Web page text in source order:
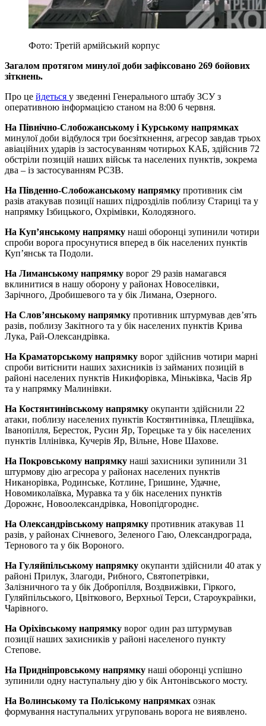
Фото: Третій армійський корпус
Загалом протягом минулої доби зафіксовано 269 бойових
зіткнень.
Про це йдеться у зведенні Генерального штабу ЗСУ з
оперативною інформацією станом на 8:00 6 червня.
На Північно-Слобожанському і Курському напрямках
минулої доби відбулося три боєзіткнення, агресор завдав трьох
авіаційних ударів із застосуванням чотирьох КАБ, здійснив 72
обстріли позицій наших військ та населених пунктів, зокрема
два – із застосуванням РСЗВ.
На Південно-Слобожанському напрямку противник сім
разів атакував позиції наших підрозділів поблизу Стариці та у
напрямку Ізбицького, Охрімівки, Колодязного.
На Куп’янському напрямку наші оборонці зупинили чотири
спроби ворога просунутися вперед в бік населених пунктів
Куп’янськ та Подоли.
На Лиманському напрямку ворог 29 разів намагався
вклинитися в нашу оборону у районах Новоселівки,
Зарічного, Дробишевого та у бік Лимана, Озерного.
На Слов’янському напрямку противник штурмував дев’ять
разів, поблизу Закітного та у бік населених пунктів Крива
Лука, Рай-Олександрівка.
На Краматорському напрямку ворог здійснив чотири марні
спроби витіснити наших захисників із займаних позицій в
районі населених пунктів Никифорівка, Міньківка, Часів Яр
та у напрямку Малинівки.
На Костянтинівському напрямку окупанти здійснили 22
атаки, поблизу населених пунктів Костянтинівка, Плещіївка,
Іванопілля, Бересток, Русин Яр, Торецьке та у бік населених
пунктів Іллінівка, Кучерів Яр, Вільне, Нове Шахове.
На Покровському напрямку наші захисники зупинили 31
штурмову дію агресора у районах населених пунктів
Никанорівка, Родинське, Котлине, Гришине, Удачне,
Новомиколаївка, Муравка та у бік населених пунктів
Дорожнє, Новоолександрівка, Новопідгороднє.
На Олександрівському напрямку противник атакував 11
разів, у районах Січневого, Зеленого Гаю, Олександрограда,
Тернового та у бік Вороного.
На Гуляйпільському напрямку окупанти здійснили 40 атак у
районі Прилук, Злагоди, Рибного, Святопетрівки,
Залізничного та у бік Добропілля, Воздвижівки, Гіркого,
Гуляйпільського, Цвіткового, Верхньої Терси, Староукраїнки,
Чарівного.
На Оріхівському напрямку ворог один раз штурмував
позиції наших захисників у районі населеного пункту
Степове.
На Придніпровському напрямку наші оборонці успішно
зупинили одну наступальну дію у бік Антонівського мосту.
На Волинському та Поліському напрямках ознак
формування наступальних угруповань ворога не виявлено.